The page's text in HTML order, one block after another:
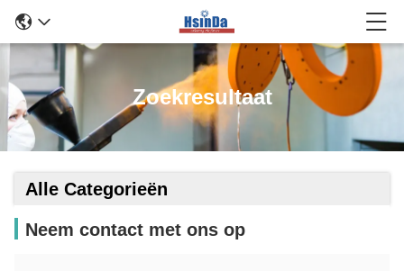
Zoekresultaat
Alle Categorieën
Neem contact met ons op